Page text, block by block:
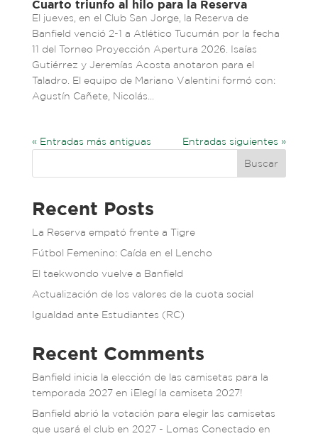
Cuarto triunfo al hilo para la Reserva
El jueves, en el Club San Jorge, la Reserva de
Banfield venció 2-1 a Atlético Tucumán por la fecha
11 del Torneo Proyección Apertura 2026. Isaías
Gutiérrez y Jeremías Acosta anotaron para el
Taladro. El equipo de Mariano Valentini formó con:
Agustín Cañete, Nicolás...
« Entradas más antiguas
Entradas siguientes »
Buscar
Recent Posts
La Reserva empató frente a Tigre
Fútbol Femenino: Caída en el Lencho
El taekwondo vuelve a Banfield
Actualización de los valores de la cuota social
Igualdad ante Estudiantes (RC)
Recent Comments
Banfield inicia la elección de las camisetas para la
temporada 2027en ¡Elegí la camiseta 2027!
Banfield abrió la votación para elegir las camisetas
que usará el club en 2027 - Lomas Conectado en